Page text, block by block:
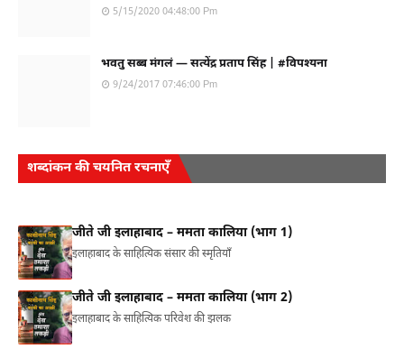
5/15/2020 04:48:00 Pm
भवतु सब्ब मंगलं — सत्येंद्र प्रताप सिंह | #विपश्यना
9/24/2017 07:46:00 Pm
शब्दांकन की चयनित रचनाएँ
जीते जी इलाहाबाद – ममता कालिया (भाग 1)
इलाहाबाद के साहित्यिक संसार की स्मृतियाँ
जीते जी इलाहाबाद – ममता कालिया (भाग 2)
इलाहाबाद के साहित्यिक परिवेश की झलक